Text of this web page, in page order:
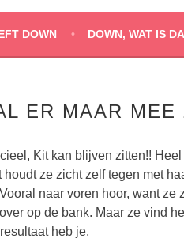
DOWN DOWN, WAT IS
ER MAAR MEE
Kit kan blijven zitten!!
houdt ze zicht zelf tegen met
naar voren hoor, want
op de bank. Maar ze vind
heb je.